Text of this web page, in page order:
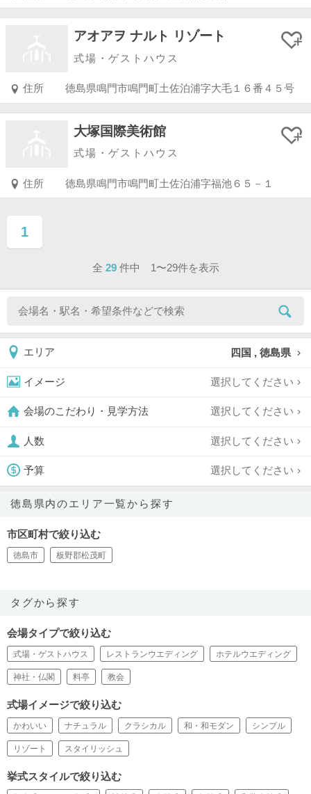
アオアヲ ナルト リゾート
式場・ゲストハウス
住所 徳島県鳴門市鳴門町土佐泊浦字大毛１６番４５号
大塚国際美術館
式場・ゲストハウス
住所 徳島県鳴門市鳴門町土佐泊浦字福池６５－１
1
ページ目
全 29 件中 1〜29件を表示
エリア 四国 , 徳島県
イメージ 選択してください
会場のこだわり・見学方法 選択してください
人数 選択してください
予算 選択してください
徳島県内のエリア一覧から探す
市区町村で絞り込む
徳島市 板野郡松茂町
タグから探す
会場タイプで絞り込む
式場・ゲストハウス レストランウエディング ホテルウエディング
神社・仏閣 料亭 教会
式場イメージで絞り込む
かわいい ナチュラル クラシカル 和・和モダン シンプル
リゾート スタイリッシュ
挙式スタイルで絞り込む